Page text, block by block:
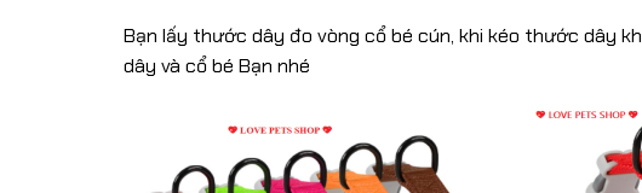
Bạn lấy thước dây đo vòng cổ bé cún, khi kéo thước dây
dây và cổ bé Bạn nhé